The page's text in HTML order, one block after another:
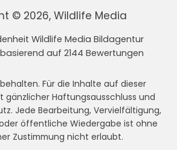
© 2026, Wildlife Media
Wildlife Media Bildagentur
basierend auf 2144 Bewertungen
Für die Inhalte auf dieser
gänzlicher Haftungsausschluss und
Jede Bearbeitung, Vervielfältigung,
öffentliche Wiedergabe ist ohne
Zustimmung nicht erlaubt.